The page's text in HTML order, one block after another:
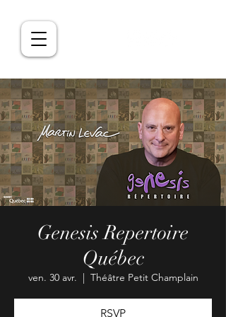
Genesis Repertoire
Québec
ven. 30 avr.
  |
Théâtre Petit Champlain
RSVP